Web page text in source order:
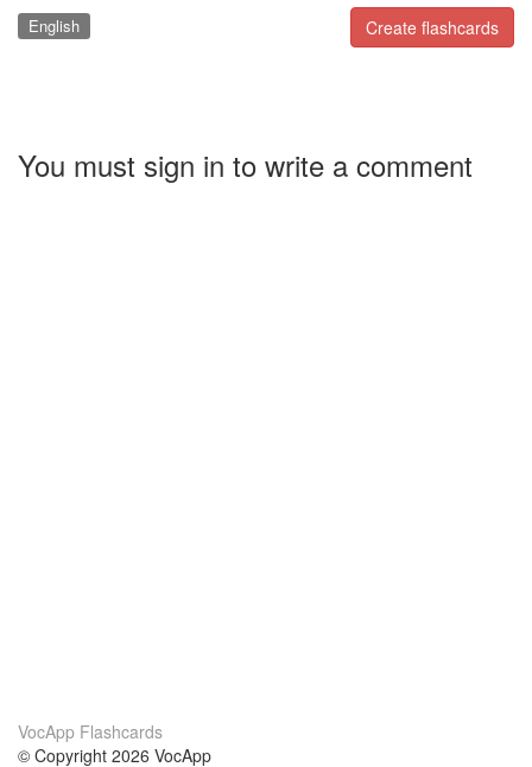
Create flashcards
English
You must sign in to write a comment
VocApp Flashcards
© Copyright 2026 VocApp